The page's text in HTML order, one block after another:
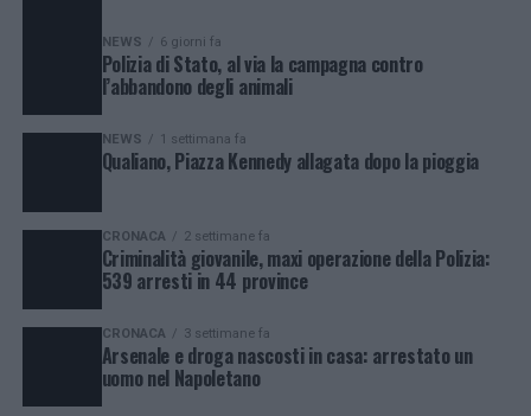
NEWS 6 giorni fa
Polizia di Stato, al via la campagna contro
l’abbandono degli animali
NEWS 1 settimana fa
Qualiano, Piazza Kennedy allagata dopo la pioggia
CRONACA 2 settimane fa
Criminalità giovanile, maxi operazione della Polizia:
539 arresti in 44 province
CRONACA 3 settimane fa
Arsenale e droga nascosti in casa: arrestato un
uomo nel Napoletano